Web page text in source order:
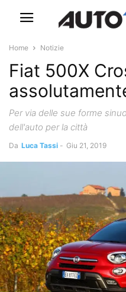
Home Notizie
Fiat 500X
Per via delle sue forme
dell'auto per la città
Da Luca Tassi - Giu 21, 2019